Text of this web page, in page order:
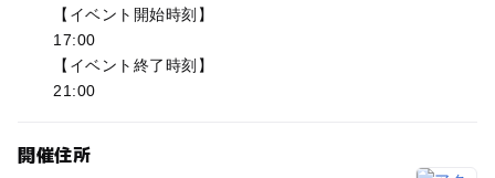
【イベント開始時刻】
17:00
【イベント終了時刻】
21:00
開催住所